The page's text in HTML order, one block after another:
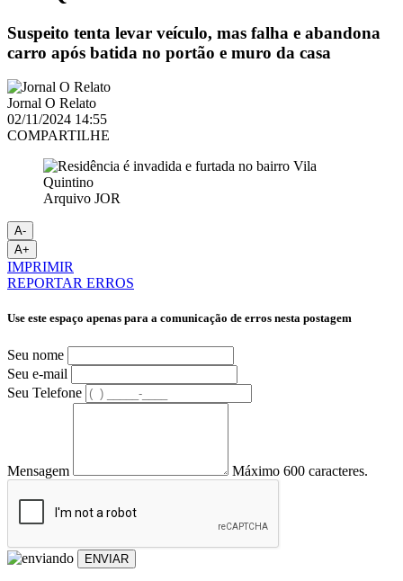
Suspeito tenta levar veículo, mas falha e abandona
carro após batida no portão e muro da casa
Jornal O Relato
02/11/2024 14:55
COMPARTILHE
Arquivo JOR
A-
A+
IMPRIMIR
REPORTAR ERROS
Use este espaço apenas para a comunicação de erros nesta postagem
Seu nome
Seu e-mail
Seu Telefone
Mensagem Máximo 600 caracteres.
ENVIAR